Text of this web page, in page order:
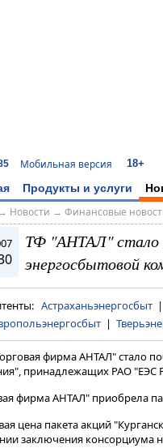
Мобильная версия 18+
Продукты и услуги
Новости → Финансовые
ТФ "АНТАЛ" стало
энергосбытовой
Астраханьэнергосбыт |
|
фирма АНТАЛ" стало
принадлежащих РАО "ЕЭС
фирма АНТАЛ" приобрела
цена пакета акций
заключения консорциума